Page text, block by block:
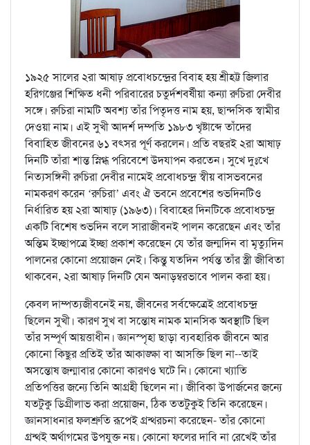
১৯২৫ সালের ২রা আষাঢ় প্রবোধচন্দ্রের বিবাহ হয় শ্রীহট্ট জিলার
হরিগঞ্জের শিক্ষিত ধনী পরিবারের চতুর্দশবর্ষীয়া কন্যা রুচিরা দেবীর
সঙ্গে। রুচিরা নামটি অবশ্য তাঁর পিতৃদত্ত নাম হয়, ছান্দসিক স্বামীর
দেওয়া নাম। এই সুখী আদর্শ দম্পতি ১৯৮৩ খৃষ্টাব্দে তাঁদের
বিবাহিত জীবনের ৬১ বৎসর পূর্ণ করলেন। প্রতি বছরই ২রা আষাঢ়
দিনটি তাঁরা শান্ত স্নিগ্ধ পরিবেশে উদযাপন করতেন। সুখে দুঃখে
নিত্যসঙ্গিনী রুচিরা দেবীর নামেই প্রবোধচন্দ্র স্বীয় বাসভবনের
নামকরণ করেন ‘রুচিরা’ এবং ঐ ভবনে প্রবেশের শুভদিনটিও
নির্ধারিত হয় ২রা আষাঢ় (১৯৬৩)। বিবাহের দিনটিকে প্রবোধচন্দ্র
একটি বিশেষ শুভদিন বলে সারাজীবনই পালন করেছেন এবং তাঁর
অন্তিম ইচ্ছাপত্রে ইচ্ছা প্রকাশ করেছেন যে তাঁর জন্মদিন বা মৃত্যুদিন
পালনের কোনো প্রয়োজন নেই। কিন্তু যতদিন পর্যন্ত তাঁর স্ত্রী জীবিতা
থাকবেন, ২রা আষাঢ় দিনটি যেন অনাড়ম্বরভাবে পালন করা হয়।
কেবল দাম্পত্যজীবনেই নয়, জীবনের সর্বক্ষেত্রেই প্রবোধচন্দ্র
ছিলেন সুখী। কারণ সুখ বা সন্তোষ নামক মানসিক অবস্থাটি ছিল
তাঁর সম্পূর্ণ আয়ত্তাধীন। জ্ঞানস্পৃহা ছাড়া ব্যবহারিক জীবনে আর
কোনো কিছুর প্রতিই তাঁর আকাঙ্ক্ষা বা আসক্তি ছিল না--তাই
অসন্তোষ জন্মাবার কোনো কারণও ঘটে নি। কোনো খ্যাতি
প্রতিপত্তির জন্যে তিনি আগ্রহী ছিলেন না। জীবিকা উপার্জনের জন্যে
যতটুকু ডিগ্রীলাভ করা প্রয়োজন, ঠিক ততটুকুই তিনি করেছেন।
জ্ঞানসাধনার ফলশ্রুতি রূপেই গ্রন্থরচনা করেছেন- তাঁর কোনো
গ্রন্থই অর্থাগমের উপযুক্ত নয়। কোনো ফলের দাবি না রেখেই তাঁর